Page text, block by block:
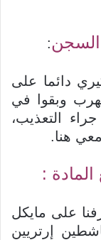
:
دائما على
وبقوا في
التعذيب،
معي هنا.
:
على مايكل
إرتريين